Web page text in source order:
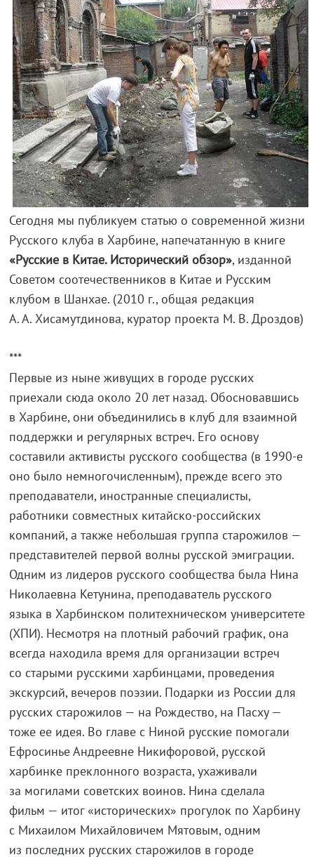
Сегодня мы публикуем статью о современной жизни
Русского клуба в Харбине, напечатанную в книге
«Русские в Китае. Исторический обзор», изданной
Советом соотечественников в Китае и Русским
клубом в Шанхае. (2010 г., общая редакция
А. А. Хисамутдинова, куратор проекта М. В. Дроздов)
***
Первые из ныне живущих в городе русских
приехали сюда около 20 лет назад. Обосновавшись
в Харбине, они объединились в клуб для взаимной
поддержки и регулярных встреч. Его основу
составили активисты русского сообщества (в 1990-е
оно было немногочисленным), прежде всего это
преподаватели, иностранные специалисты,
работники совместных китайско-российских
компаний, а также небольшая группа старожилов —
представителей первой волны русской эмиграции.
Одним из лидеров русского сообщества была Нина
Николаевна Кетунина, преподаватель русского
языка в Харбинском политехническом университете
(ХПИ). Несмотря на плотный рабочий график, она
всегда находила время для организации встреч
со старыми русскими харбинцами, проведения
экскурсий, вечеров поэзии. Подарки из России для
русских старожилов — на Рождество, на Пасху —
тоже ее идея. Во главе с Ниной русские помогали
Ефросинье Андреевне Никифоровой, русской
харбинке преклонного возраста, ухаживали
за могилами советских воинов. Нина сделала
фильм — итог «исторических» прогулок по Харбину
с Михаилом Михайловичем Мятовым, одним
из последних русских старожилов в городе